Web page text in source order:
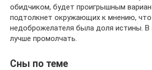
обидчиком, будет проигрышным
подтолкнет окружающих к мнению, что
недоброжелателя была доля истины. В
лучше промолчать.
Сны по теме